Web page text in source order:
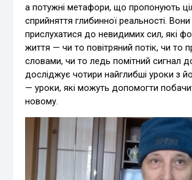
а потужні метафори, що пропонують
сприйняття глибинної реальності.
прислухатися до невидимих сил, які
життя — чи то повітряний потік, чи то
словами, чи то ледь помітний сигнал
досліджує чотири найглибші уроки з
— уроки, які можуть допомогти
новому.